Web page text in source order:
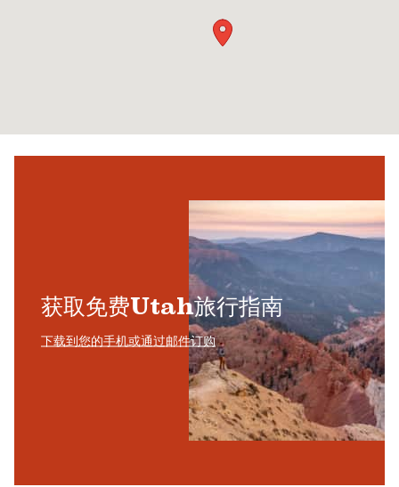
获取免费Utah旅行指南
下载到您的手机或通过邮件订购